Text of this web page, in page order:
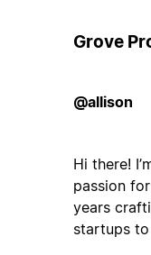
Grove
@allison
Hi there!
passion
years
startups